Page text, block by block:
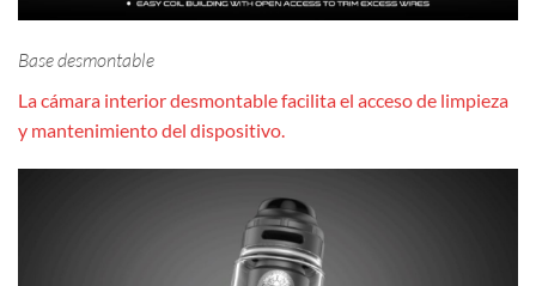
Base desmontable
La cámara interior desmontable facilita el acceso de limpieza
y mantenimiento del dispositivo.